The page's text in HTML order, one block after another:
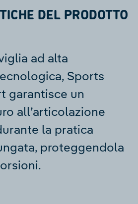
DEL PRODOTTO
ad alta
Sports
garantisce un
all’articolazione
la pratica
proteggendola